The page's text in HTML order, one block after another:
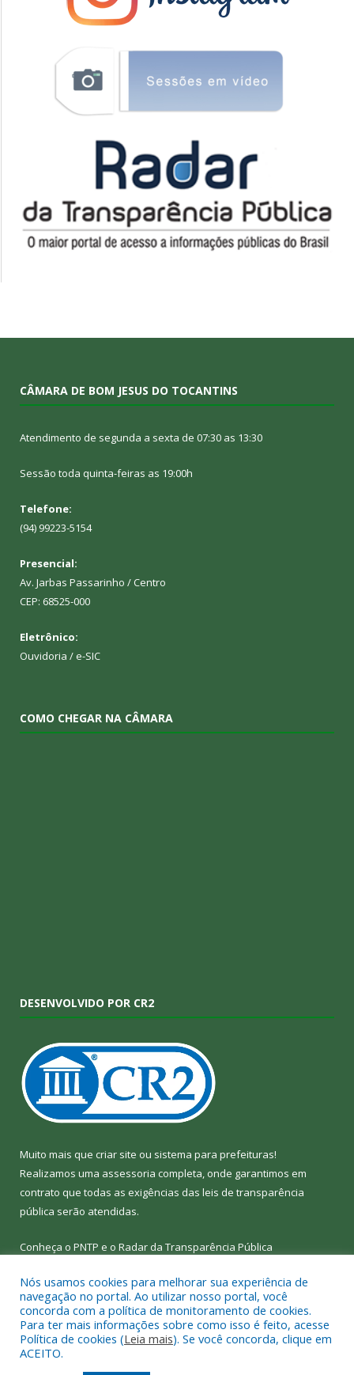
CÂMARA DE BOM JESUS DO TOCANTINS
Atendimento de segunda a sexta de 07:30 as 13:30
Sessão toda quinta-feiras as 19:00h
Telefone:
(94) 99223-5154
Presencial:
Av. Jarbas Passarinho / Centro
CEP: 68525-000
Eletrônico:
Ouvidoria / e-SIC
COMO CHEGAR NA CÂMARA
DESENVOLVIDO POR CR2
Muito mais que criar site ou sistema para prefeituras!
Realizamos uma assessoria completa, onde garantimos em
contrato que todas as exigências das leis de transparência
pública serão atendidas.
Conheça o PNTP e o Radar da Transparência Pública
Todos os direitos reservados a Câmara Municipal de Bom Jesus
do Tocantins.
Nós usamos cookies para melhorar sua experiência de
navegação no portal. Ao utilizar nosso portal, você
concorda com a política de monitoramento de cookies.
Para ter mais informações sobre como isso é feito, acesse
Política de cookies (Leia mais). Se você concorda, clique em
ACEITO.